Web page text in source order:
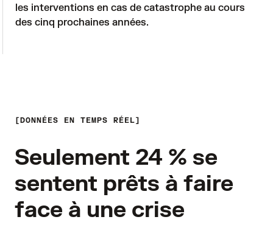
les interventions en cas de catastrophe au cours
des cinq prochaines années.
DONNÉES EN TEMPS RÉEL
Seulement 24 % se
sentent prêts à faire
face à une crise